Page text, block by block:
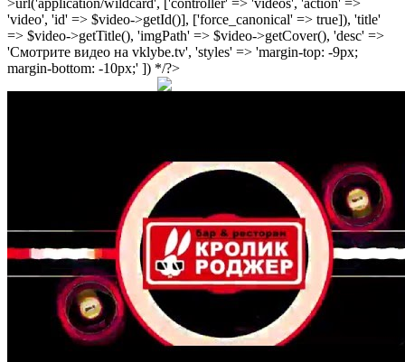
>url('application/wildcard', ['controller' => 'videos', 'action' =>
'video', 'id' => $video->getId()], ['force_canonical' => true]), 'title'
=> $video->getTitle(), 'imgPath' => $video->getCover(), 'desc' =>
'Смотрите видео на vklybe.tv', 'styles' => 'margin-top: -9px;
margin-bottom: -10px;' ]) */?>